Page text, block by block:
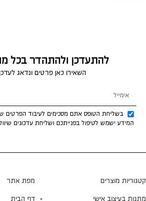
להתעדכן ולהתהדר בכל
השאירו כאן פרטים ונדאג
בשליחת הטופס אתם מסכימים לעיבוד
המידע ישמש לטיפול בפנייתכם ושליחת עדכונים
קטגוריות מוצרים
מתנות בעיצוב אישי
מפת אתר
דף הבית